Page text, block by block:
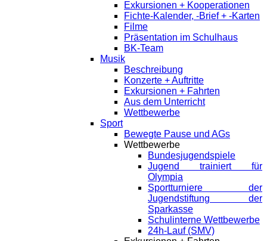
Exkursionen + Kooperationen
Fichte-Kalender, -Brief + -Karten
Filme
Präsentation im Schulhaus
BK-Team
Musik
Beschreibung
Konzerte + Auftritte
Exkursionen + Fahrten
Aus dem Unterricht
Wettbewerbe
Sport
Bewegte Pause und AGs
Wettbewerbe
Bundesjugendspiele
Jugend trainiert für
Olympia
Sportturniere der
Jugendstiftung der
Sparkasse
Schulinterne Wettbewerbe
24h-Lauf (SMV)